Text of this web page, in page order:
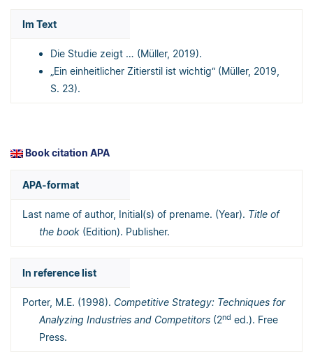
Im Text
Die Studie zeigt … (Müller, 2019).
„Ein einheitlicher Zitierstil ist wichtig“ (Müller, 2019,
S. 23).
Book citation APA
APA-format
Last name of author, Initial(s) of prename. (Year). Title of
the book (Edition). Publisher.
In reference list
Porter, M.E. (1998). Competitive Strategy: Techniques for
Analyzing Industries and Competitors (2nd ed.). Free
Press.